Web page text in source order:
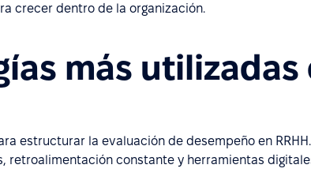
crecer dentro de la organización.
más utilizadas
estructurar la evaluación de desempeño en
retroalimentación constante y herramientas